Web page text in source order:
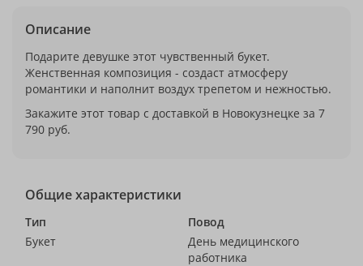
Описание
Подарите девушке этот чувственный букет.
Женственная композиция - создаст атмосферу
романтики и наполнит воздух трепетом и нежностью.
Закажите этот товар с доставкой в Новокузнецке за 7
790 руб.
Общие характеристики
Тип
Букет
Повод
День медицинского
работника